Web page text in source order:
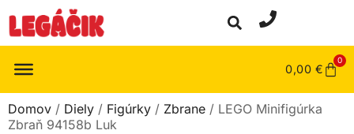
0,00 €
0
Domov / Diely / Figúrky / Zbrane / LEGO Minifigúrka
Zbraň 94158b Luk